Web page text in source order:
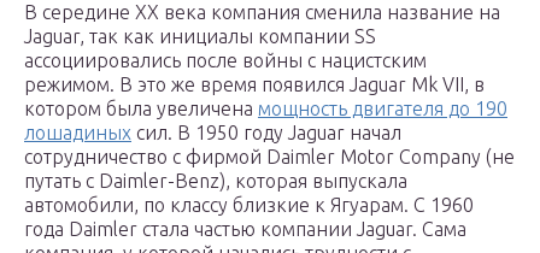
В середине XX века компания сменила название на
Jaguar, так как инициалы компании SS
ассоциировались после войны с нацистским
режимом. В это же время появился Jaguar Mk VII, в
котором была увеличена мощность двигателя до 190
лошадиных сил. В 1950 году Jaguar начал
сотрудничество с фирмой Daimler Motor Company (не
путать с Daimler-Benz), которая выпускала
автомобили, по классу близкие к Ягуарам. С 1960
года Daimler стала частью компании Jaguar. Сама